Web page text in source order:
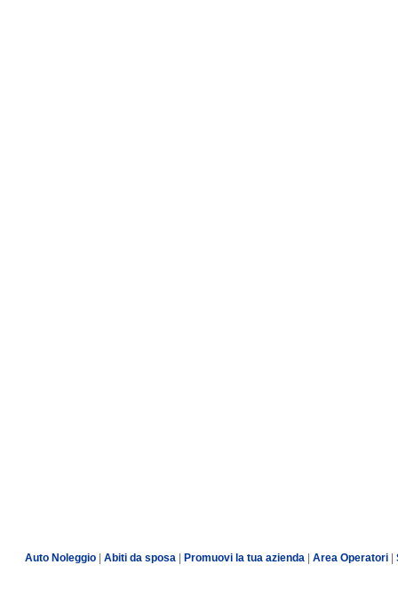
Auto Noleggio Abiti da sposa Promuovi la tua azienda Area Operatori